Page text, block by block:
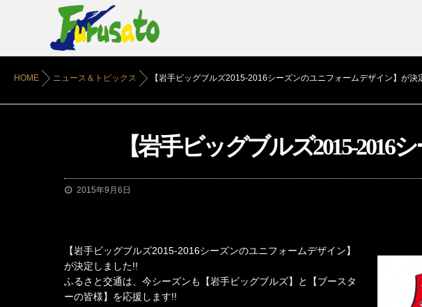
HOME ニュース＆トピックス 【岩手ビッグブルズ2015-2016シーズンのユニフォームデザイン】が決
【岩手ビッグブルズ2015-
2015年9月6日
【岩手ビッグブルズ2015-2016シーズンのユニフォームデザイン】
が決定しました!!
ふるさと交通は、今シーズンも【岩手ビッグブルズ】と【ブースタ
ーの皆様】を応援します!!